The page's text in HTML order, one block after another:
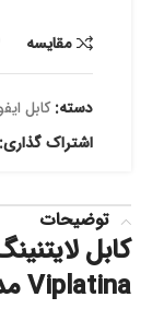
مقایسه
دسته: کابل
اشتراک گذاری:
توضیحات
کابل
Viplatina مدل BC89